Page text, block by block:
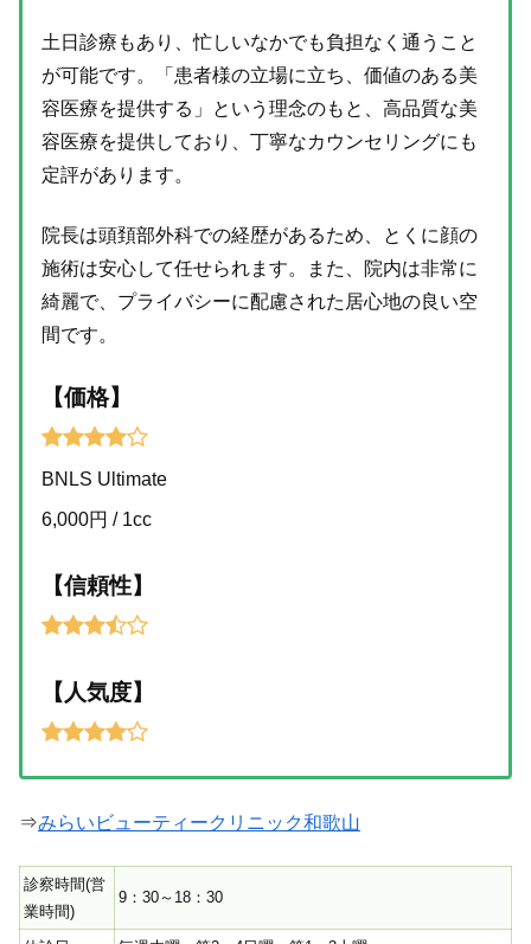
土日診療もあり、忙しいなかでも負担なく通うこと
が可能です。「患者様の立場に立ち、価値のある美
容医療を提供する」という理念のもと、高品質な美
容医療を提供しており、丁寧なカウンセリングにも
定評があります。
院長は頭頚部外科での経歴があるため、とくに顔の
施術は安心して任せられます。また、院内は非常に
綺麗で、プライバシーに配慮された居心地の良い空
間です。
【価格】
BNLS Ultimate
6,000円 / 1cc
【信頼性】
【人気度】
⇒みらいビューティークリニック和歌山
診察時間(営
業時間)
9：30～18：30